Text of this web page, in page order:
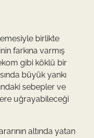
birlikte
farkına varmış
gibi köklü bir
büyük yankı
sebepler ve
uğrayabileceği
altında yatan